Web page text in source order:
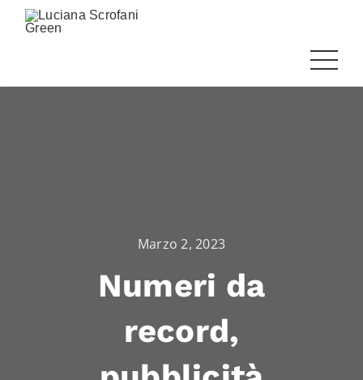
Marzo 2, 2023
Numeri da
record,